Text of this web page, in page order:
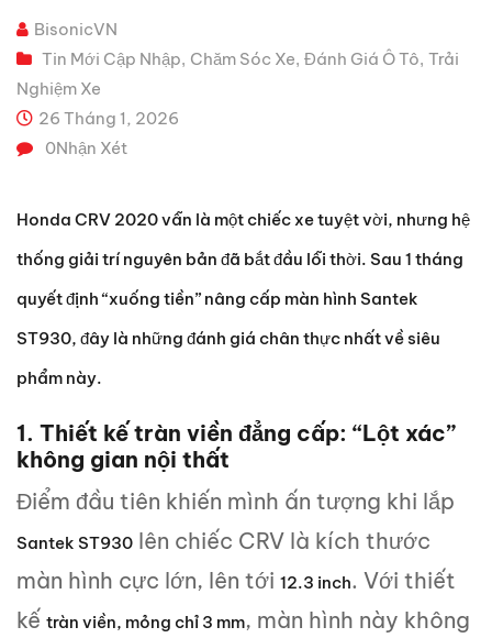
BisonicVN
Tin Mới Cập Nhập, Chăm Sóc Xe, Đánh Giá Ô Tô, Trải
Nghiệm Xe
26 Tháng 1, 2026
0Nhận Xét
Honda CRV 2020 vẫn là một chiếc xe tuyệt vời, nhưng hệ
thống giải trí nguyên bản đã bắt đầu lỗi thời. Sau 1 tháng
quyết định “xuống tiền” nâng cấp màn hình Santek
ST930, đây là những đánh giá chân thực nhất về siêu
phẩm này.
1. Thiết kế tràn viền đẳng cấp: “Lột xác”
không gian nội thất
Điểm đầu tiên khiến mình ấn tượng khi lắp
Santek ST930 lên chiếc CRV là kích thước
màn hình cực lớn, lên tới 12.3 inch. Với thiết
kế tràn viền, mỏng chỉ 3 mm, màn hình này không